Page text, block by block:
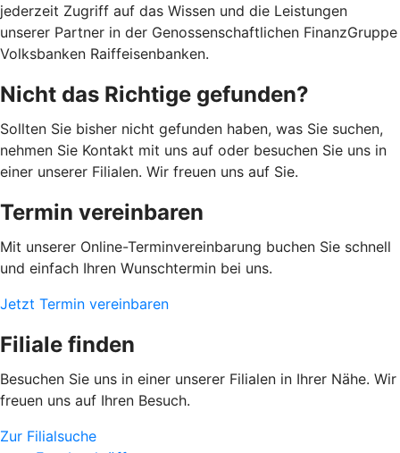
jederzeit Zugriff auf das Wissen und die Leistungen
unserer Partner in der Genossenschaftlichen FinanzGruppe
Volksbanken Raiffeisenbanken.
Nicht das Richtige gefunden?
Sollten Sie bisher nicht gefunden haben, was Sie suchen,
nehmen Sie Kontakt mit uns auf oder besuchen Sie uns in
einer unserer Filialen. Wir freuen uns auf Sie.
Termin vereinbaren
Mit unserer Online-Terminvereinbarung buchen Sie schnell
und einfach Ihren Wunschtermin bei uns.
Jetzt Termin vereinbaren
Filiale finden
Besuchen Sie uns in einer unserer Filialen in Ihrer Nähe. Wir
freuen uns auf Ihren Besuch.
Zur Filialsuche